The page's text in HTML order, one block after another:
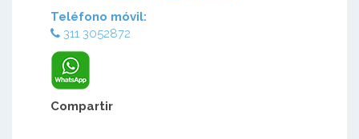
Teléfono móvil:
311 3052872
Compartir